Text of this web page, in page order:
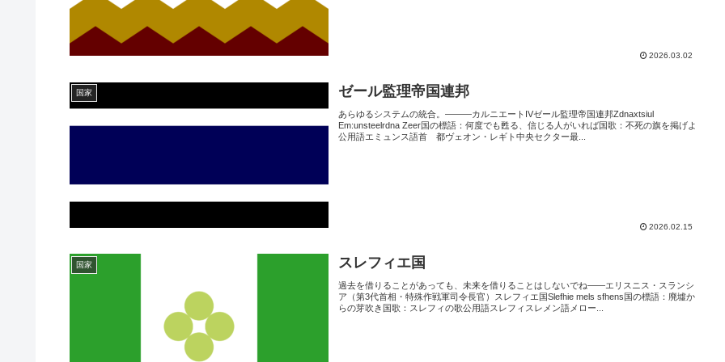
2026.03.02
国家 ゼール監理帝国連邦
あらゆるシステムの統合。―――カルニエートIVゼール監理帝国連邦Zdnaxtsiul
Em:unsteelrdna Zeer国の標語：何度でも甦る、信じる人がいれば国歌：不死の旗を掲げよ
公用語エミュンス語首 都ヴェオン・レギト中央セクター最...
2026.02.15
国家 スレフィエ国
過去を借りることがあっても、未来を借りることはしないでね――エリスニス・スランシ
ア（第3代首相・特殊作戦軍司令長官）スレフィエ国Slefhie mels sfhens国の標語：廃墟か
らの芽吹き国歌：スレフィの歌公用語スレフィスレメン語メロー...